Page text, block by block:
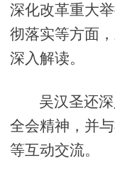
深化改革重大
彻落实等方面
深入解读。
吴汉圣还
全会精神，并
等互动交流。